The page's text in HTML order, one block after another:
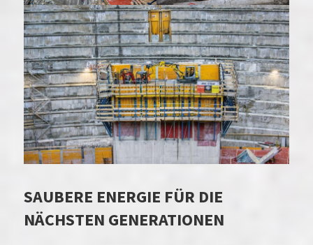
SAUBERE ENERGIE FÜR DIE
NÄCHSTEN GENERATIONEN